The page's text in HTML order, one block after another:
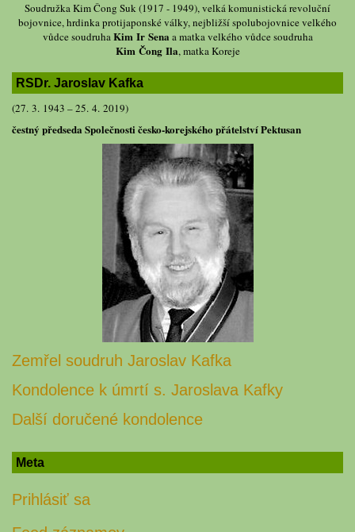
Soudružka Kim Čong Suk (1917 - 1949), velká komunistická revoluční
bojovnice, hrdinka protijaponské války, nejbližší spolubojovnice velkého
vůdce soudruhaKim Ir Sena a matka velkého vůdce soudruha
Kim Čong Ila, matka Koreje
RSDr. Jaroslav Kafka
(27. 3. 1943 – 25. 4. 2019)
čestný předseda Společnosti česko-korejského přátelství Pektusan
Zemřel soudruh Jaroslav Kafka
Kondolence k úmrtí s. Jaroslava Kafky
Další doručené kondolence
Meta
Prihlásiť sa